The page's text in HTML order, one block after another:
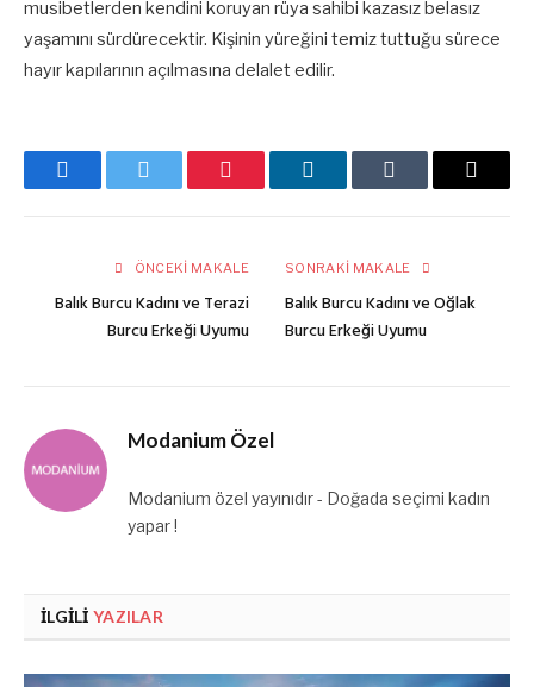
musibetlerden kendini koruyan rüya sahibi kazasız belasız
yaşamını sürdürecektir. Kişinin yüreğini temiz tuttuğu sürece
hayır kapılarının açılmasına delalet edilir.
FacebookTwitter Pinterest LinkedInTumblr
E-
ÖNCEKI MAKALE
Balık Burcu Kadını ve Terazi
Burcu Erkeği Uyumu
SONRAKI MAKALE
Balık Burcu Kadını ve Oğlak
Burcu Erkeği Uyumu
Modanium Özel
Modanium özel yayınıdır - Doğada seçimi kadın
yapar !
İLGILI YAZILAR